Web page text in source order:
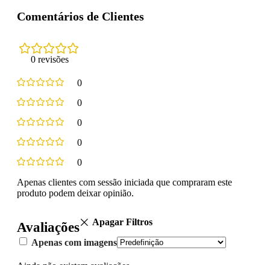
Comentários de Clientes
0 revisões
0
0
0
0
0
Avaliações Apagar Filtros
Apenas com imagens
Apenas clientes com sessão iniciada que compraram este
produto podem deixar opinião.